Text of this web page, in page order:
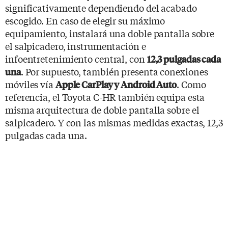
significativamente dependiendo del acabado
escogido. En caso de elegir su máximo
equipamiento, instalará una doble pantalla sobre
el salpicadero, instrumentación e
infoentretenimiento central, con 12,3 pulgadas cada
una. Por supuesto, también presenta conexiones
móviles vía Apple CarPlay y Android Auto. Como
referencia, el Toyota C-HR también equipa esta
misma arquitectura de doble pantalla sobre el
salpicadero. Y con las mismas medidas exactas, 12,3
pulgadas cada una.